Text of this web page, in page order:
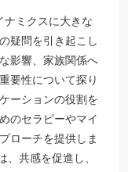
ミクスに大きな
疑問を引き起こし
影響、家族関係へ
要性について探り
ーションの役割を
のセラピーやマイ
ローチを提供しま
共感を促進し、